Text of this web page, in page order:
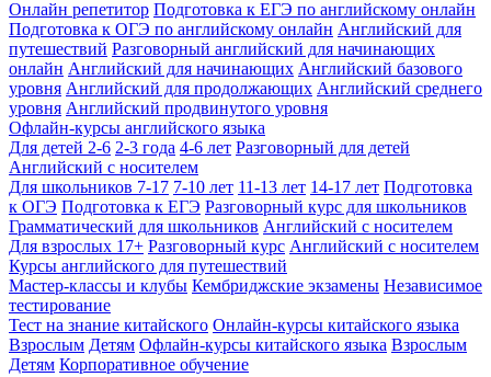
Онлайн репетитор Подготовка к ЕГЭ по английскому онлайн
Подготовка к ОГЭ по английскому онлайн Английский для
путешествий Разговорный английский для начинающих
онлайн Английский для начинающих Английский базового
уровня Английский для продолжающих Английский среднего
уровня Английский продвинутого уровня
Офлайн-курсы английского языка
Для детей 2-6 2-3 года 4-6 лет Разговорный для детей
Английский с носителем
Для школьников 7-17 7-10 лет 11-13 лет 14-17 лет Подготовка
к ОГЭ Подготовка к ЕГЭ Разговорный курс для школьников
Грамматический для школьников Английский с носителем
Для взрослых 17+ Разговорный курс Английский с носителем
Курсы английского для путешествий
Мастер-классы и клубы Кембриджские экзамены Независимое
тестирование
Тест на знание китайского Онлайн-курсы китайского языка
Взрослым Детям Офлайн-курсы китайского языка Взрослым
Детям Корпоративное обучение